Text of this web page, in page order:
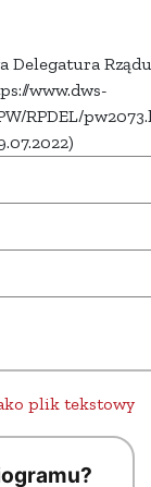
Delegatura Rządu
www.dws-
RPDEL/
plik tekstowy